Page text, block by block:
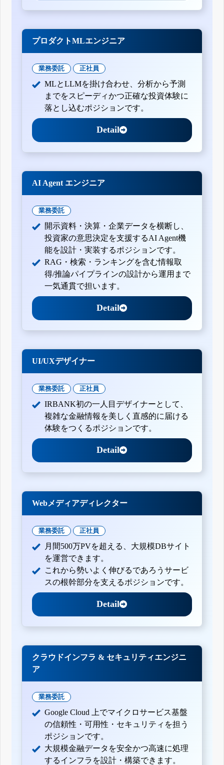
プロダクトMLエンジニア
業務委託 正社員
MLとLLMを掛け合わせ、分析から予測
までをスピーディかつ正確な投資体験に
落とし込むポジションです。
Detail
AI Agent エンジニア
業務委託
開示資料・決算・企業データを横断し、
投資家の意思決定を支援するAI Agent機
能を設計・実装するポジションです。
RAG・検索・ランキングを含む情報取
得/推論パイプラインの設計から運用まで
一気通貫で担います。
Detail
UI/UXデザイナー
業務委託 正社員
IRBANK初の一人目デザイナーとして、
複雑な金融情報を美しく直感的に届ける
体験をつくるポジションです。
Detail
Webメディアディレクター
業務委託 正社員
月間500万PVを超える、大規模DBサイト
を運営できます。
これから勢いよく伸びるであろうサービ
スの根幹部分を支えるポジションです。
Detail
クラウドインフラ & セキュリティエンジニ
ア
業務委託
Google Cloud 上でマイクロサービス基盤
の信頼性・可用性・セキュリティを担う
ポジションです。
大規模金融データを安全かつ高速に処理
するインフラを設計・構築できます。